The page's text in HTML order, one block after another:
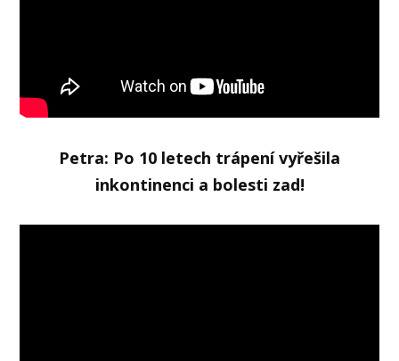
Petra: Po 10 letech trápení vyřešila
inkontinenci a bolesti zad!